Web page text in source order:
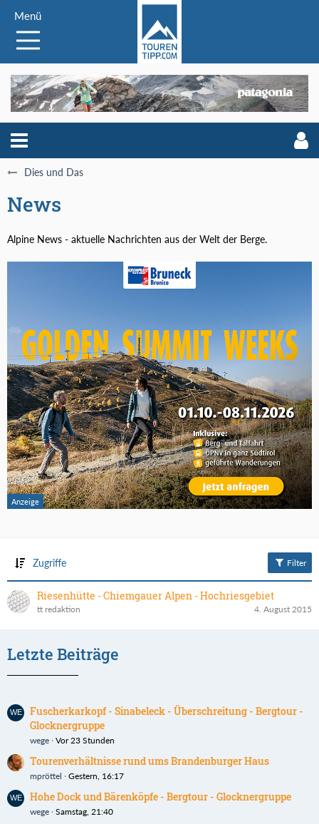
Menü
Dies und Das
News
Alpine News - aktuelle Nachrichten aus der Welt der Berge.
Zugriffe Filter
Riesenhütte - Chiemgauer Alpen - Hochriesgebiet
tt redaktion 4. August 2015
Letzte Beiträge
Fuscherkarkopf - Sinabeleck - Überschreitung - Bergtour -
Glocknergruppe
wege Vor 23 Stunden
Tourenverhältnisse rund ums Brandenburger Haus
mpröttel Gestern, 16:17
Hohe Dock und Bärenköpfe - Bergtour - Glocknergruppe
wege Samstag, 21:40